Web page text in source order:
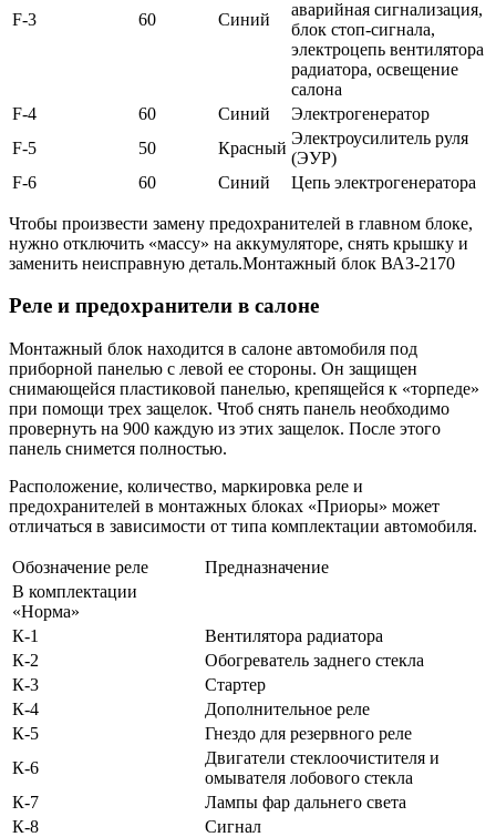
F-3 60 Синий
аварийная сигнализация,
блок стоп-сигнала,
электроцепь вентилятора
радиатора, освещение
салона
F-4
60 Синий
Электрогенератор
F-5
50 Красный
Электроусилитель руля
(ЭУР)
F-6
60 Синий Цепь электрогенератора
Чтобы произвести замену предохранителей в главном блоке,
нужно отключить «массу» на аккумуляторе, снять крышку и
заменить неисправную деталь.Монтажный блок ВАЗ-2170
Реле и предохранители в салоне
Монтажный блок находится в салоне автомобиля под
приборной панелью с левой ее стороны. Он защищен
снимающейся пластиковой панелью, крепящейся к «торпеде»
при помощи трех защелок. Чтоб снять панель необходимо
провернуть на 900 каждую из этих защелок. После этого
панель снимется полностью.
Расположение, количество, маркировка реле и
предохранителей в монтажных блоках «Приоры» может
отличаться в зависимости от типа комплектации автомобиля.
Обозначение реле
Предназначение
В комплектации
«Норма»
К-1
Вентилятора радиатора
К-2
Обогреватель заднего стекла
К-3
Стартер
К-4
Дополнительное реле
К-5
Гнездо для резервного реле
К-6
Двигатели стеклоочистителя и
омывателя лобового стекла
К-7
Лампы фар дальнего света
К-8
Сигнал